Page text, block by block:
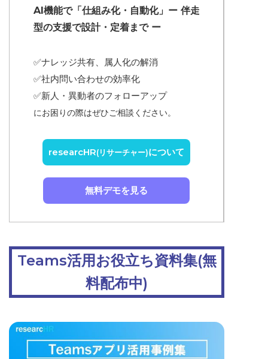
AI機能で「仕組み化・自動化」ー 伴走
型の支援で設計・定着まで ー
✅ナレッジ共有、属人化の解消
✅社内問い合わせの効率化
✅新人・異動者のフォローアップ
にお困りの際はぜひご相談ください。
researcHR(リサーチャー)について
無料デモを見る
Teams活用お役立ち資料集(無
料配布中)